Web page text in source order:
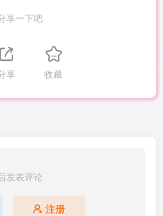
享一下吧
享 收藏
发表评论
注册